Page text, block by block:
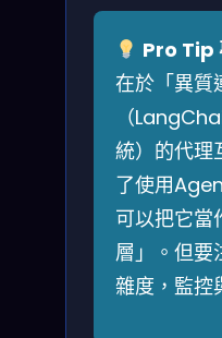
Pro Tip
在於「異
（
統）的代理
了使用
可以把它當
層」。但要
雜度，監控